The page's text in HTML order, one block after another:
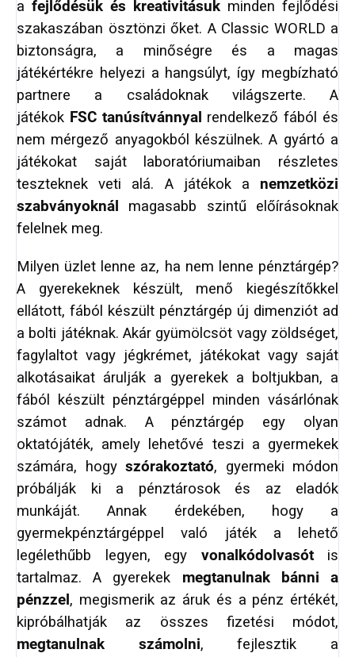
a fejlődésük és kreativitásuk minden fejlődési
szakaszában ösztönzi őket. A Classic WORLD a
biztonságra, a minőségre és a magas
játékértékre helyezi a hangsúlyt, így megbízható
partnere a családoknak világszerte. A
játékok FSC tanúsítvánnyal rendelkező fából és
nem mérgező anyagokból készülnek. A gyártó a
játékokat saját laboratóriumaiban részletes
teszteknek veti alá. A játékok a nemzetközi
szabványoknál magasabb szintű előírásoknak
felelnek meg.
Milyen üzlet lenne az, ha nem lenne pénztárgép?
A gyerekeknek készült, menő kiegészítőkkel
ellátott, fából készült pénztárgép új dimenziót ad
a bolti játéknak. Akár gyümölcsöt vagy zöldséget,
fagylaltot vagy jégkrémet, játékokat vagy saját
alkotásaikat árulják a gyerekek a boltjukban, a
fából készült pénztárgéppel minden vásárlónak
számot adnak. A pénztárgép egy olyan
oktatójáték, amely lehetővé teszi a gyermekek
számára, hogy szórakoztató, gyermeki módon
próbálják ki a pénztárosok és az eladók
munkáját. Annak érdekében, hogy a
gyermekpénztárgéppel való játék a lehető
legélethűbb legyen, egy vonalkódolvasótis
tartalmaz. A gyerekek megtanulnak bánni a
pénzzel, megismerik az áruk és a pénz értékét,
kipróbálhatják az összes fizetési módot,
megtanulnak számolni, fejlesztik a